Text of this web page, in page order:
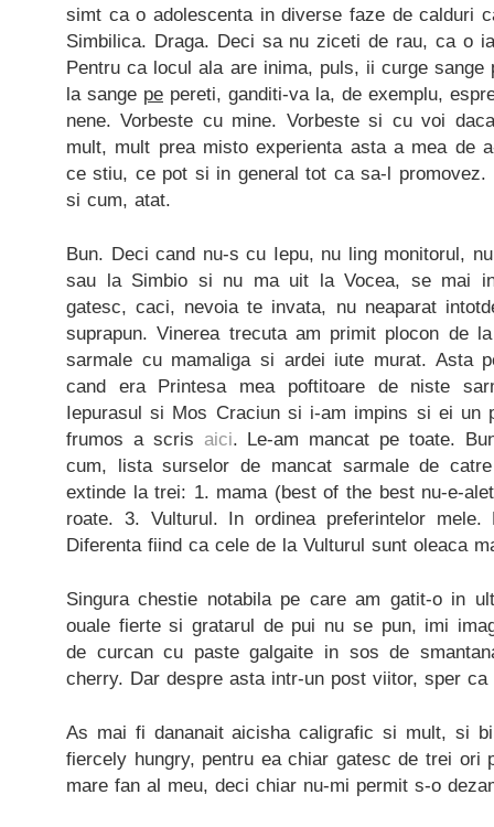
simt ca o adolescenta in diverse faze de calduri
Simbilica. Draga. Deci sa nu ziceti de rau, ca o
Pentru ca locul ala are inima, puls, ii curge
la sange pe pereti, ganditi-va la, de exemplu,
nene. Vorbeste cu mine. Vorbeste si cu voi
mult, mult prea misto experienta asta a mea de
ce stiu, ce pot si in general tot ca sa-l
si cum, atat.
Bun. Deci cand nu-s cu Iepu, nu ling monitorul,
sau la Simbio si nu ma uit la Vocea, se mai
gatesc, caci, nevoia te invata, nu neaparat
suprapun. Vinerea trecuta am primit plocon de
sarmale cu mamaliga si ardei iute murat. Asta
cand era Printesa mea poftitoare de niste
Iepurasul si Mos Craciun si i-am impins si ei un
frumos a scris aici. Le-am mancat pe toate.
cum, lista surselor de mancat sarmale de
extinde la trei: 1. mama (best of the best nu-e-
roate. 3. Vulturul. In ordinea preferintelor mele.
Diferenta fiind ca cele de la Vulturul sunt oleaca
Singura chestie notabila pe care am gatit-o in
ouale fierte si gratarul de pui nu se pun, imi
de curcan cu paste galgaite in sos de
cherry. Dar despre asta intr-un post viitor, sper ca
As mai fi dananait aicisha caligrafic si mult, si
fiercely hungry, pentru ea chiar gatesc de trei ori
mare fan al meu, deci chiar nu-mi permit s-o